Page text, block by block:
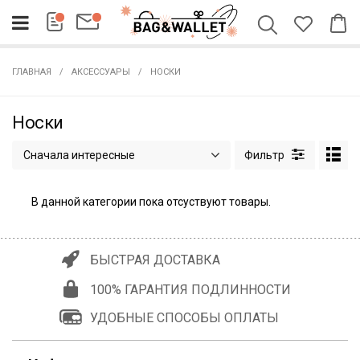
ГЛАВНАЯ АКСЕССУАРЫ НОСКИ
Носки
Сначала интересные
В данной категории пока отсуствуют товары.
БЫСТРАЯ ДОСТАВКА
100% ГАРАНТИЯ ПОДЛИННОСТИ
УДОБНЫЕ СПОСОБЫ ОПЛАТЫ